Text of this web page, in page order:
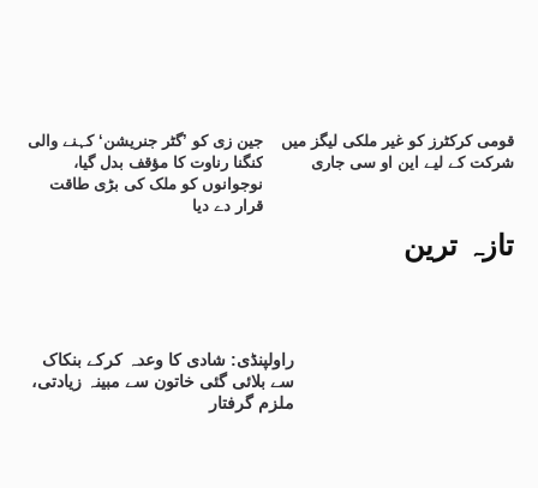
تازہ ترین
راولپنڈی: شادی کا وعدہ کرکے بنکاک
سے بلائی گئی خاتون سے مبینہ زیادتی،
ملزم گرفتار
جین زی کو ’گٹر جنریشن‘ کہنے والی
کنگنا رناوت کا مؤقف بدل گیا،
نوجوانوں کو ملک کی بڑی طاقت
قرار دے دیا
قومی کرکٹرز کو غیر ملکی لیگز میں
شرکت کے لیے این او سی جاری